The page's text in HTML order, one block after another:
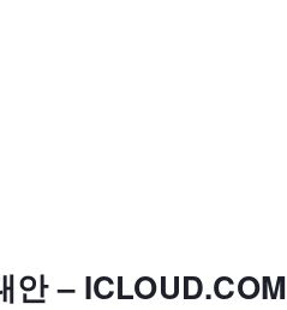
안 – ICLOUD.COM